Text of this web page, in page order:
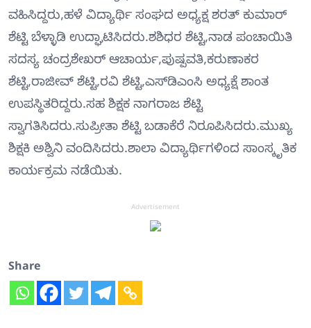
ವಹಿಸಿದ್ದರು,ಹಳೆ ವಿದ್ಯಾರ್ಥಿ ಸಂಘದ ಅಧ್ಯಕ್ಷ ಶರತ್ ಕುಮಾರ್
ಶೆಟ್ಟಿ ಬೆಳ್ಳಾಡಿ ಉದ್ಘಾಟಿಸಿದರು.ಶಶಿಧರ ಶೆಟ್ಟಿ,ನಾಡ ಪಂಚಾಯಿತಿ
ಸದಸ್ಯ ಚಂದ್ರಶೇಖರ್ ಆಚಾರ್ಯ,ಪುಷ್ಪವತಿ,ಕರುಣಾಕರ
ಶೆಟ್ಟಿ,ರಾಜೀವ್ ಶೆಟ್ಟಿ,ರವಿ ಶೆಟ್ಟಿ,ಎಸ್‍ಡಿಎಂಸಿ ಅಧ್ಯಕ್ಷೆ ಶಾಂತ
ಉಪಸ್ಥಿತರಿದ್ದರು.ಸಹ ಶಿಕ್ಷಕ ನಾಗರಾಜ ಶೆಟ್ಟಿ
ಸ್ವಾಗತಿಸಿದರು.ಸುಪ್ರೀತಾ ಶೆಟ್ಟಿ ಬಡಾಕೆರೆ ನಿರೂಪಿಸಿದರು.ಮುಖ್ಯ
ಶಿಕ್ಷಕಿ ಅಶ್ವಿನಿ ವಂದಿಸಿದರು.ಶಾಲಾ ವಿದ್ಯಾರ್ಥಿಗಳಿಂದ ಸಾಂಸ್ಕೃತಿಕ
ಕಾರ್ಯಕ್ರಮ ನಡೆಯಿತು.
Advertisement
Share